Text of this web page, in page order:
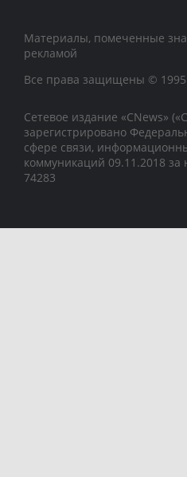
Материалы, помеченные
рекламой
Все права защищены © 1995
Сетевое издание «CNews»
зарегистрировано
сфере связи,
коммуникаций 09.11.2018
74283